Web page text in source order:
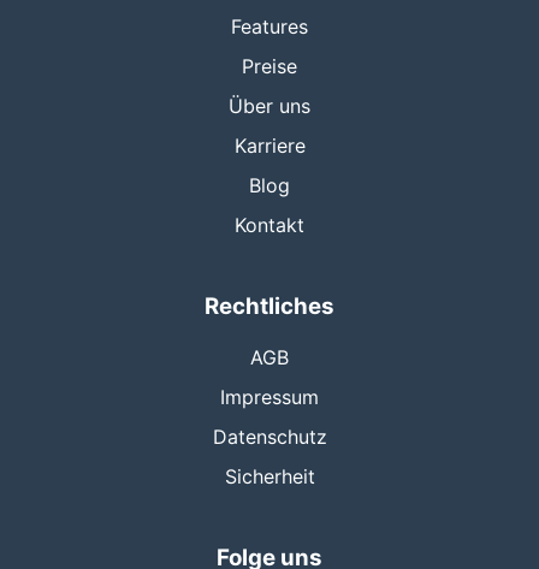
Features
Preise
Über uns
Karriere
Blog
Kontakt
Rechtliches
AGB
Impressum
Datenschutz
Sicherheit
Folge uns